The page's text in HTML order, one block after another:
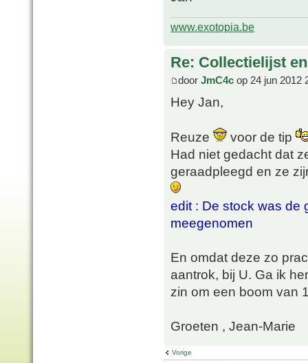
www.exotopia.be
Re: Collectielijst
door JmC4c op 24 jun 2012
Hey Jan,
Reuze
voor de tip
Had niet gedacht dat
geraadpleegd en ze
edit : De stock was de
meegenomen
En omdat deze zo
aantrok, bij U. Ga ik
zin om een boom van
Groeten , Jean-Marie
Vorige